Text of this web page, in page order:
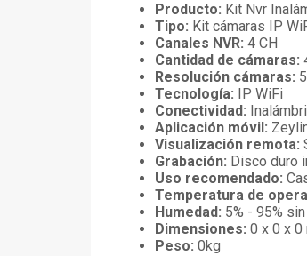
Producto: Kit Nvr
Tipo: Kit cámaras IP
Canales NVR: 4 CH
Cantidad de cámaras:
Resolución cámaras:
Tecnología: IP WiFi
Conectividad:
Aplicación móvil:
Visualización remota:
Grabación: Disco duro
Uso recomendado:
Temperatura de
Humedad: 5% - 95%
Dimensiones: 0 x 0 x 0
Peso: 0kg